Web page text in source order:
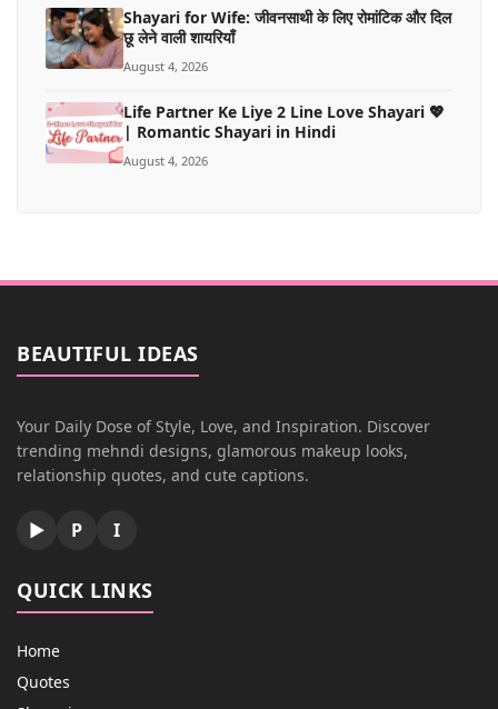
Shayari for Wife: जीवनसाथी के लिए रोमांटिक और दिल
छू लेने वाली शायरियाँ
August 4, 2026
Life Partner Ke Liye 2 Line Love Shayari 💖
| Romantic Shayari in Hindi
August 4, 2026
BEAUTIFUL IDEAS
Your Daily Dose of Style, Love, and Inspiration. Discover
trending mehndi designs, glamorous makeup looks,
relationship quotes, and cute captions.
▶ P I
QUICK LINKS
Home
Quotes